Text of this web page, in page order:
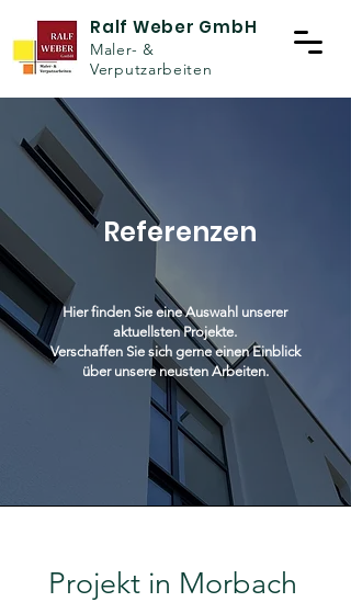
Ralf Weber GmbH
Maler- &
Verputzarbeiten
Referenzen
Hier finden Sie eine Auswahl unserer
aktuellsten Projekte.
Verschaffen Sie sich gerne einen Einblick
über unsere neusten Arbeiten.
Projekt in Morbach